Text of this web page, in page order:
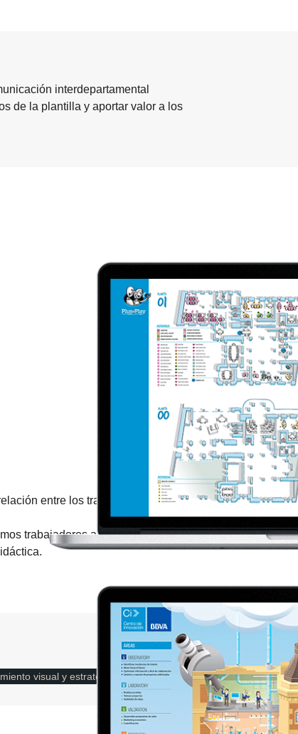
interdepartamental
de la plantilla y aportar valor a los
entre los trabajadores de una forma práctica y
trabajadores autoevaluar su desempeño y
visual y estrategia de contenidos Desarrollo intranet